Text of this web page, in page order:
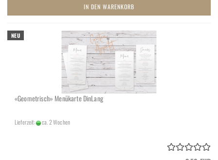
IN DEN WARENKORB
NEU
«Geo­me­trisch» Me­nü­kar­te Din­Lang
Lieferzeit: ca. 2 Wochen